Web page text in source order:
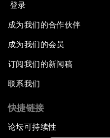
登录
成为我们的合作伙伴
成为我们的会员
订阅我们的新闻稿
联系我们
快捷链接
论坛可持续性